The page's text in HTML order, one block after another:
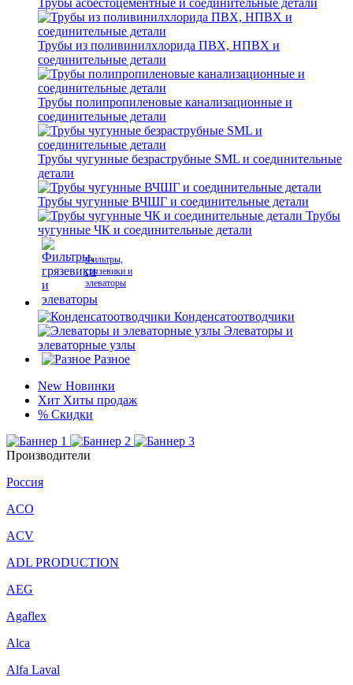
Трубы асбестоцементные и соединительные детали
Трубы из поливинилхлорида ПВХ, НПВХ и
соединительные детали
Трубы полипропиленовые канализационные и
соединительные детали
Трубы чугунные безраструбные SML и соединительные
детали
Трубы чугунные ВЧШГ и соединительные детали
Трубы
чугунные ЧК и соединительные детали
Фильтры,
грязевики и
элеваторы
Конденсатоотводчики
Элеваторы и
элеваторные узлы
Разное
New Новинки
Хит Хиты продаж
% Скидки
Производители
Россия
ACO
ACV
ADL PRODUCTION
AEG
Agaflex
Alca
Alfa Laval